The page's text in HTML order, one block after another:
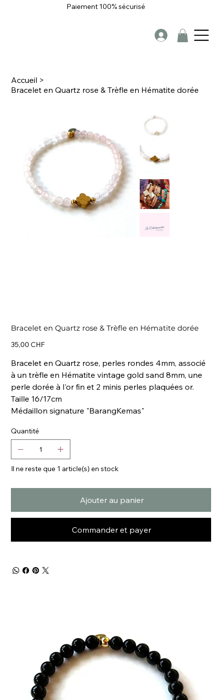
Paiement 100% sécurisé
Accueil >
Bracelet en Quartz rose & Trèfle en Hématite dorée
Bracelet en Quartz rose & Trèfle en Hématite dorée
Prix
35,00 CHF
Bracelet en Quartz rose, perles rondes 4mm, associé
à un trèfle en Hématite vintage gold sand 8mm, une
perle dorée à l'or fin et 2 minis perles plaquées or.
Taille 16/17cm
Médaillon signature "BarangKemas"
Quantité
Il ne reste que 1 article(s) en stock
Ajouter au panier
Commander et payer